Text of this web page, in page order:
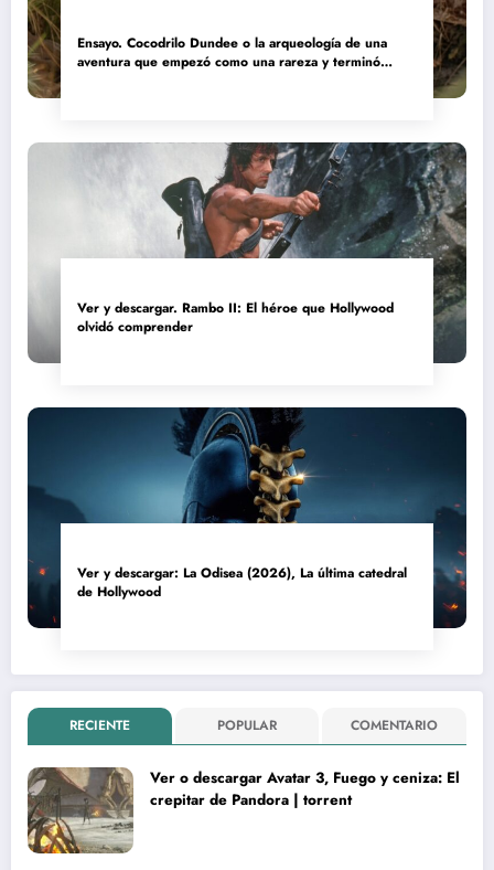
Ensayo. Cocodrilo Dundee o la arqueología de una
aventura que empezó como una rareza y terminó
Ver y descargar. Rambo II: El héroe que Hollywood
olvidó comprender
Ver y descargar: La Odisea (2026), La última catedral
de Hollywood
RECIENTE POPULAR COMENTARIO
Ver o descargar Avatar 3, Fuego y ceniza: El
crepitar de Pandora | torrent